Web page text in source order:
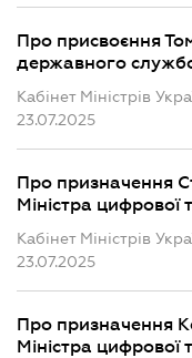
Про присвоєння
державного
Кабінет Міністрів
23.07.2025
Про призначення
Міністра цифрової
Кабінет Міністрів
23.07.2025
Про призначення
Міністра цифрової